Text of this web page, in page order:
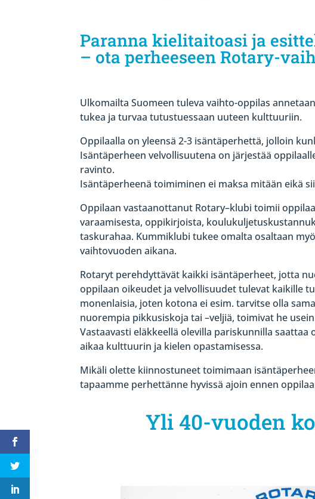
Paranna kielitaitoasi ja
– ota perheeseen Rotary-
Ulkomailta Suomeen tuleva vaihto-oppilas
tukea ja turvaa tutustuessaan uuteen kulttuuriin.
Oppilaalla on yleensä 2-3 isäntäperhettä, jolloin
Isäntäperheen velvollisuutena on järjestää
ravinto.
Isäntäperheenä toimiminen ei maksa mitään eikä
Oppilaan vastaanottanut Rotary–klubi toimii
varaamisesta, oppikirjoista,
taskurahaa. Kummiklubi tukee omalta osaltaan
vaihtovuoden aikana.
Rotaryt perehdyttävät kaikki isäntäperheet, jotta
oppilaan oikeudet ja velvollisuudet tulevat kaikille
monenlaisia, joten kotona ei esim. tarvitse olla
nuorempia pikkusiskoja tai –veljiä, toimivat he
Vastaavasti eläkkeellä olevilla pariskunnilla
aikaa kulttuurin ja kielen opastamisessa.
Mikäli olette kiinnostuneet toimimaan
tapaamme perhettänne hyvissä ajoin ennen
Yli 40-vuoden